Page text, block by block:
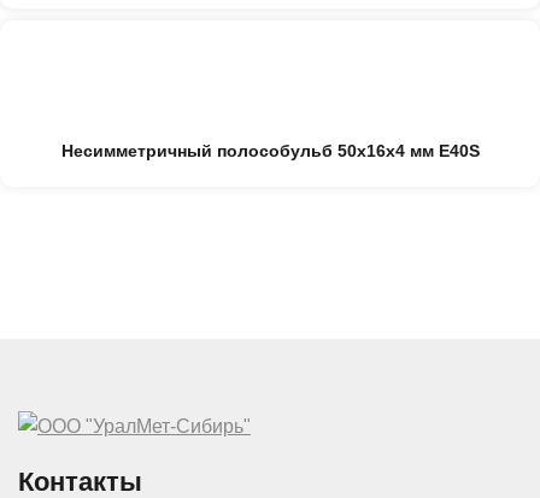
Несимметричный полособульб 50x16x4 мм E40S
Контакты